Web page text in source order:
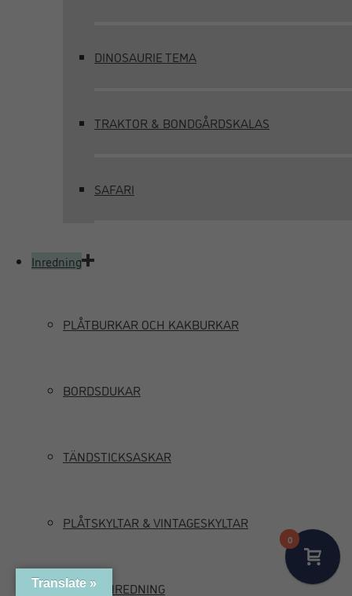
DINOSAURIE TEMA
TRAKTOR & BONDGÅRDSKALAS
SAFARI
Inredning
PLÅTBURKAR OCH KAKBURKAR
BORDSDUKAR
TÄNDSTICKSASKAR
PLÅTSKYLTAR & VINTAGESKYLTAR
MARIN INREDNING
0
Translate »